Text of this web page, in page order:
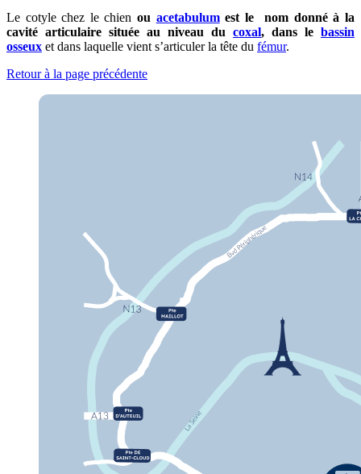
Le cotyle chez le chienou acetabulumest le nom donné à la
cavité articulaire située au niveau du coxal, dans le bassin
osseux et dans laquelle vient s’articuler la tête du fémur.
Retour à la page précédente